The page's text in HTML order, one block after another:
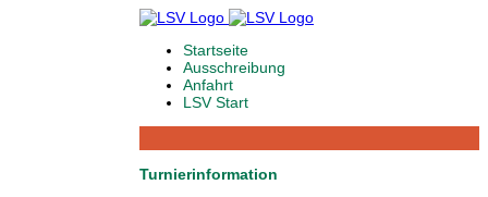
Startseite
Ausschreibung
Anfahrt
LSV Start
Turnierinformation